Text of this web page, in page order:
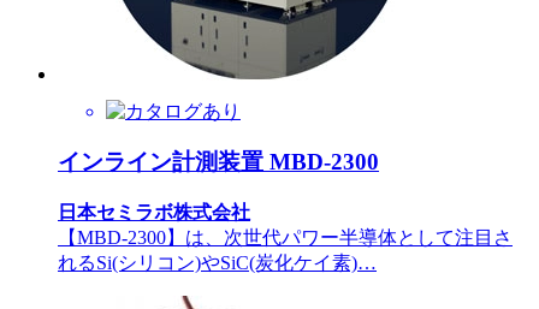
インライン計測装置 MBD-2300
日本セミラボ株式会社
【MBD-2300】は、次世代パワー半導体として注目さ
れるSi(シリコン)やSiC(炭化ケイ素)…